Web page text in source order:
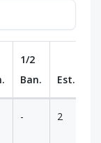
1/2
Ban.
Est.
- 2